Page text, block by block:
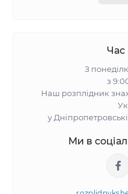
Час
З
з
Наш розплідник
у
Ми в